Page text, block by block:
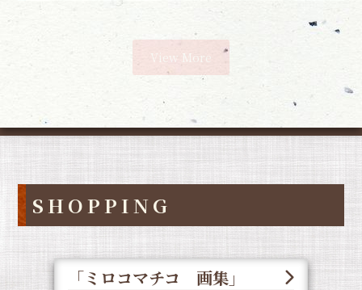
View More
SHOPPING
「ミロコマチコ 画集」